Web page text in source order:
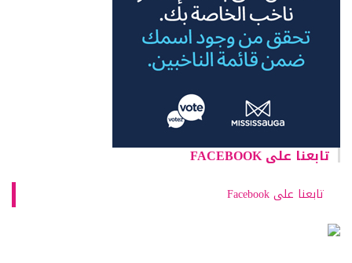
تابعنا على FACEBOOK
تابعنا على Facebook